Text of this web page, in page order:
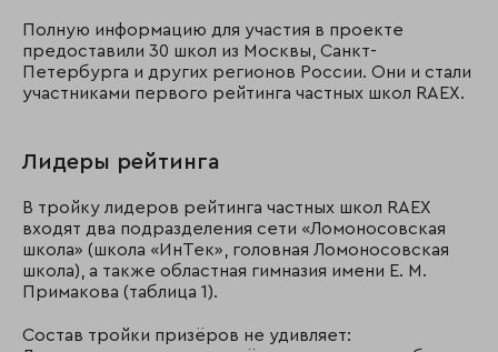
Полную информацию для участия в проекте
предоставили 30 школ из Москвы, Санкт-
Петербурга и других регионов России. Они и стали
участниками первого рейтинга частных школ RAEX.
Лидеры рейтинга
В тройку лидеров рейтинга частных школ RAEX
входят два подразделения сети «Ломоносовская
школа» (школа «ИнТек», головная Ломоносовская
школа), а также областная гимназия имени Е. М.
Примакова (таблица 1).
Состав тройки призёров не удивляет: